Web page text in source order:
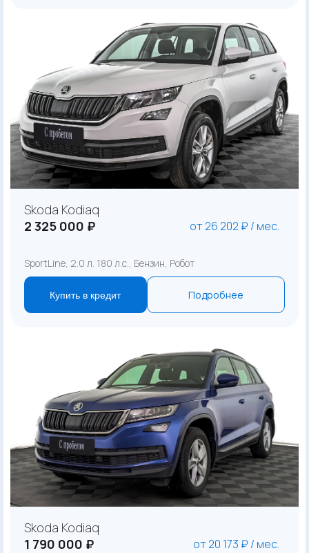
Skoda Kodiaq
2 325 000 ₽
от 26 202 ₽ / мес.
SportLine, 2.0 л. 180 л.с., Бензин, Робот
Купить в кредит Подробнее
Skoda Kodiaq
1 790 000 ₽
от 20 173 ₽ / мес.